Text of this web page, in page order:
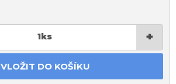
1ks +
VLOŽIT DO KOŠÍKU